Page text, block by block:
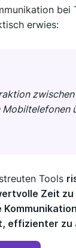
bei
erwies:
Tools
Zeit
effizienter zu